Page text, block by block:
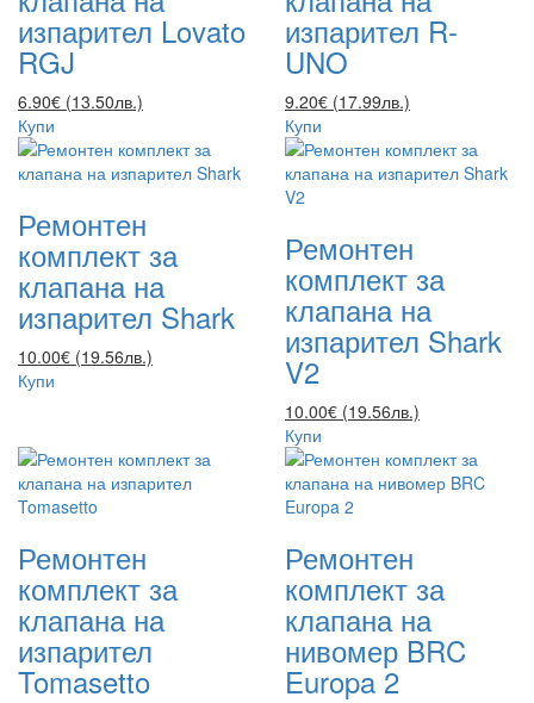
изпарител Lovato
RGJ
6.90€ (13.50лв.)
Купи
изпарител R-
UNO
9.20€ (17.99лв.)
Купи
Ремонтен
комплект за
клапана на
изпарител Shark
10.00€ (19.56лв.)
Купи
Ремонтен
комплект за
клапана на
изпарител Shark
V2
10.00€ (19.56лв.)
Купи
Ремонтен
комплект за
клапана на
изпарител
Tomasetto
Ремонтен
комплект за
клапана на
нивомер BRC
Europa 2